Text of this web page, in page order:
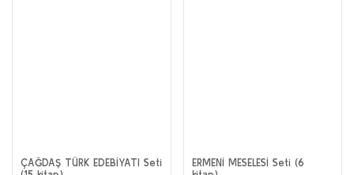
ÇAĞDAŞ TÜRK EDEBİYATI Seti
ERMENİ MESELESİ Seti (6